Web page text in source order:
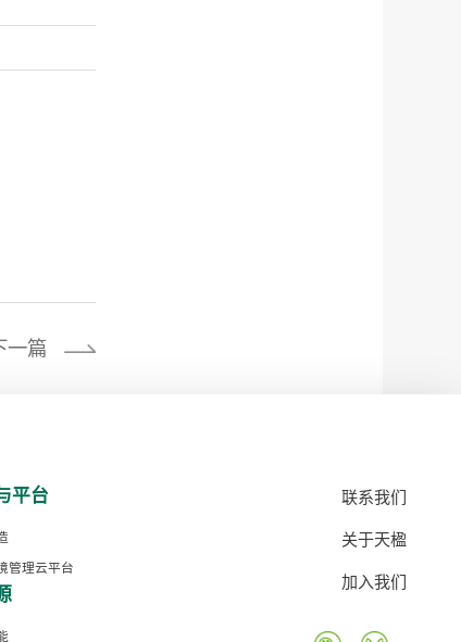
一篇
平台
管理云平台
联系我们
关于天楹
加入我们